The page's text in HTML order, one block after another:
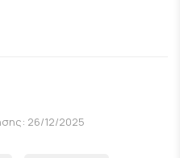
26/12/2025